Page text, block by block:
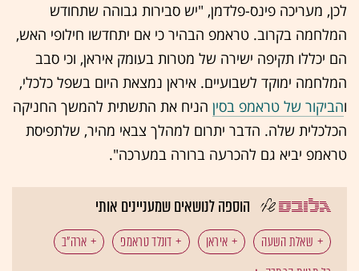
לכן, מעריכה פינס-פלדמן, "יש סבירות גבוהה שתחודש
המלחמה בקרוב. טראמפ הבהיר כי אם יתחדשו חילופי האש,
הם יכללו תקיפה ישירה של מטרות בעומק איראן, וכי סבב
המלחמה ימוקד לשבועיים. איראן נמצאת היום בשפל כלכלי,
והביקור של טראמפ בסין הניח את התשתית להמשך החניקה
הכלכלית שלה. הדבר יתרום למהלך צבאי מהיר, שלתפיסת
טראמפ יביא גם להכרעה ברורה במערכה".
הוספה לנושאים שמעניינים אותי
שאלת השעה איראן דונלד טראמפ
ארה"ב